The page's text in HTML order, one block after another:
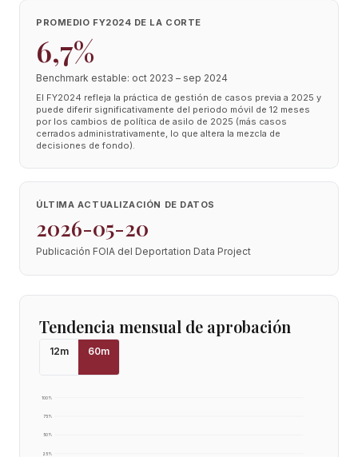
PROMEDIO FY2024 DE LA CORTE
6,7%
Benchmark estable: oct 2023 – sep 2024
El FY2024 refleja la práctica de gestión de casos previa a 2025 y
puede diferir significativamente del periodo móvil de 12 meses
por los cambios de política de asilo de 2025 (más casos
cerrados administrativamente, lo que altera la mezcla de
decisiones de fondo).
ÚLTIMA ACTUALIZACIÓN DE DATOS
2026-05-20
Publicación FOIA del Deportation Data Project
Tendencia mensual de aprobación
12m 60m
25%
50%
75%
100%